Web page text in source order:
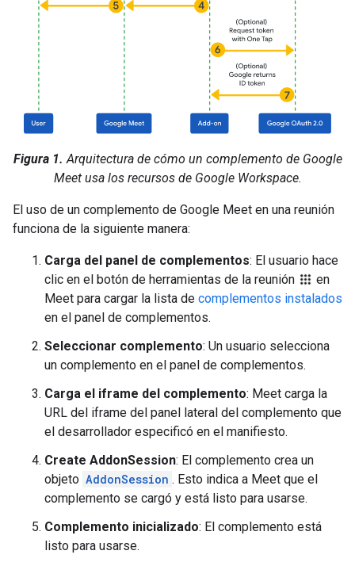
Figura 1. Arquitectura de cómo un complemento de Google
Meet usa los recursos de Google Workspace.
El uso de un complemento de Google Meet en una reunión
funciona de la siguiente manera:
Carga del panel de complementos: El usuario hace
clic en el botón de herramientas de la reunión
en
Meet para cargar la lista de complementos instalados
en el panel de complementos.
Seleccionar complemento: Un usuario selecciona
un complemento en el panel de complementos.
Carga el iframe del complemento: Meet carga la
URL del iframe del panel lateral del complemento que
el desarrollador especificó en el manifiesto.
Create AddonSession: El complemento crea un
objeto AddonSession . Esto indica a Meet que el
complemento se cargó y está listo para usarse.
Complemento inicializado: El complemento está
listo para usarse.